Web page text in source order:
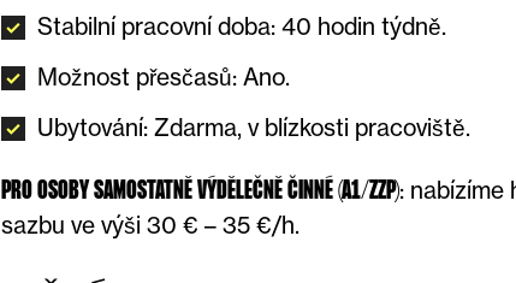
Stabilní pracovní doba: 40 hodin týdně.
Možnost přesčasů: Ano.
Ubytování: Zdarma, v blízkosti pracoviště.
PRO OSOBY SAMOSTATNĚ VÝDĚLEČNĚ ČINNÉ (A1/ZZP): nabízíme
sazbu ve výši 30 € – 35 €/h.